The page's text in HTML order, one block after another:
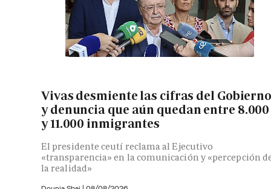
Vivas desmiente las cifras del
y denuncia que aún quedan entre 8.000
y 11.000 inmigrantes
El presidente ceutí reclama al Ejecutivo
«transparencia» en la comunicación y «percepción
la realidad»